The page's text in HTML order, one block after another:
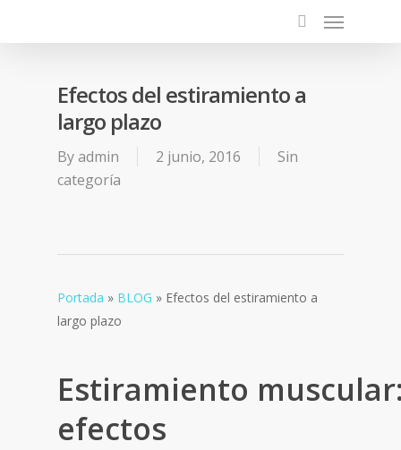
Efectos del estiramiento a
largo plazo
Byadmin 2 junio, 2016
Sin
categoría
Portada » BLOG » Efectos del estiramiento a
largo plazo
Estiramiento
efectos